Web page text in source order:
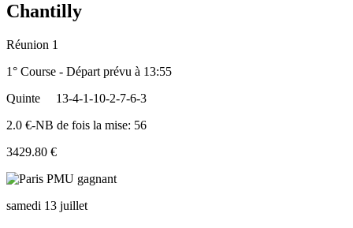
Chantilly
Réunion 1
1° Course - Départ prévu à 13:55
Quinte
13-4-1-10-2-7-6-3
2.0 €-NB de fois la mise: 56
3429.80 €
samedi 13 juillet